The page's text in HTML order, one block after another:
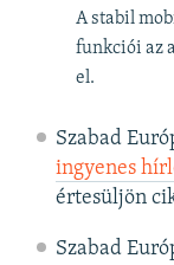
A stabil
funkciói az
el.
Szabad
ingyenes
értesüljön
Szabad